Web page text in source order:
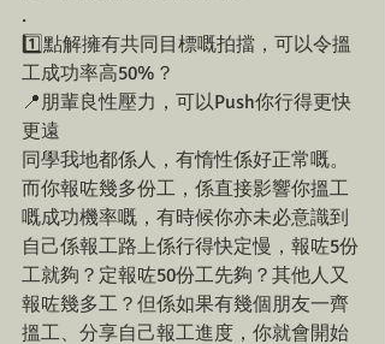
.
1️⃣點解擁有共同目標嘅拍擋，可以令搵
工成功率高50%？
📍朋輩良性壓力，可以Push你行得更快
更遠
同學我地都係人，有惰性係好正常嘅。
而你報咗幾多份工，係直接影響你搵工
嘅成功機率嘅，有時候你亦未必意識到
自己係報工路上係行得快定慢，報咗5份
工就夠？定報咗50份工先夠？其他人又
報咗幾多工？但係如果有幾個朋友一齊
搵工、分享自己報工進度，你就會開始